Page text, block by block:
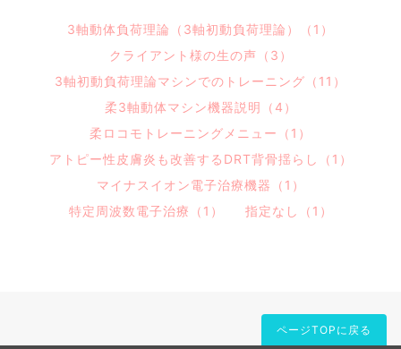
3軸動体負荷理論（3軸初動負荷理論）（1）
クライアント様の生の声（3）
3軸初動負荷理論マシンでのトレーニング（11）
柔3軸動体マシン機器説明（4）
柔ロコモトレーニングメニュー（1）
アトピー性皮膚炎も改善するDRT背骨揺らし（1）
マイナスイオン電子治療機器（1）
特定周波数電子治療（1）
指定なし（1）
ページTOPに戻る